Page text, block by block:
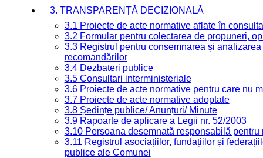
3. TRANSPARENȚĂ DECIZIONALĂ
3.1 Proiecte de acte normative aflate în
3.2 Formular pentru colectarea de propuneri,
3.3 Registrul pentru consemnarea și
recomandărilor
3.4 Dezbateri publice
3.5 Consultari interministeriale
3.6 Proiecte de acte normative pentru care nu
3.7 Proiecte de acte normative adoptate
3.8 Ședințe publice/ Anunțuri/ Minute
3.9 Rapoarte de aplicare a Legii nr. 52/2003
3.10 Persoana desemnată responsabilă
3.11 Registrul asociațiilor, fundațiilor și
publice ale Comunei